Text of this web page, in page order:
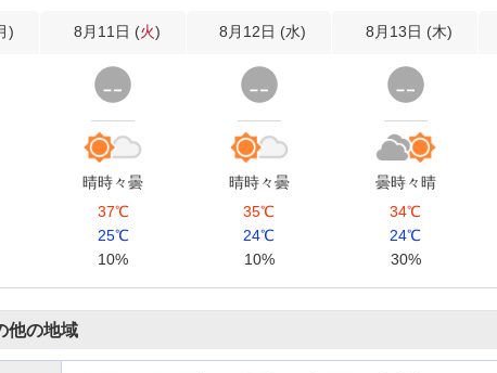
) 8月11日 (火)
晴時々曇
37℃
25℃
10%
8月12日 (水)
晴時々曇
35℃
24℃
10%
8月13日 (木)
曇時々晴
34℃
24℃
30%
他の地域